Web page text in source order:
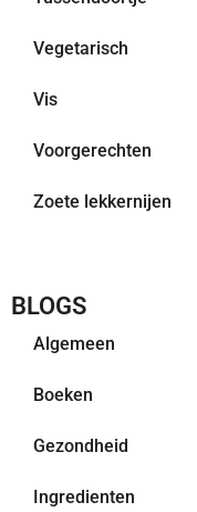
Vegetarisch
Vis
Voorgerechten
Zoete lekkernijen
BLOGS
Algemeen
Boeken
Gezondheid
Ingredienten